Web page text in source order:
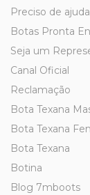
Preciso de ajuda
Botas Pronta
Seja um
Canal Oficial
Reclamação
Bota Texana
Bota Texana
Bota Texana
Botina
Blog 7mboots